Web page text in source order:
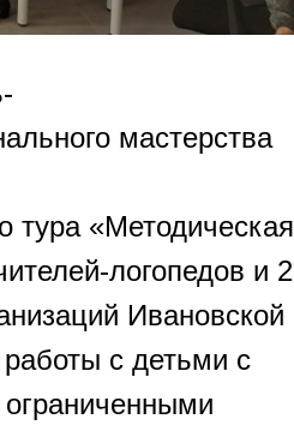
мастерства
тура «Методическая
логопедов и 2
Ивановской
с детьми с